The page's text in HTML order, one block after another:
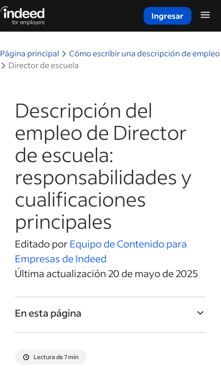
Ingresar
Página principal
Cómo escribir una descripción de empleo
Director de escuela
Descripción del
empleo de Director
de escuela:
responsabilidades y
cualificaciones
principales
Editado porEquipo de Contenido para
Empresas de Indeed
Última actualización 20 de mayo de 2025
En esta página
Resumen del empleo de Director/a de
Lectura de 7 min